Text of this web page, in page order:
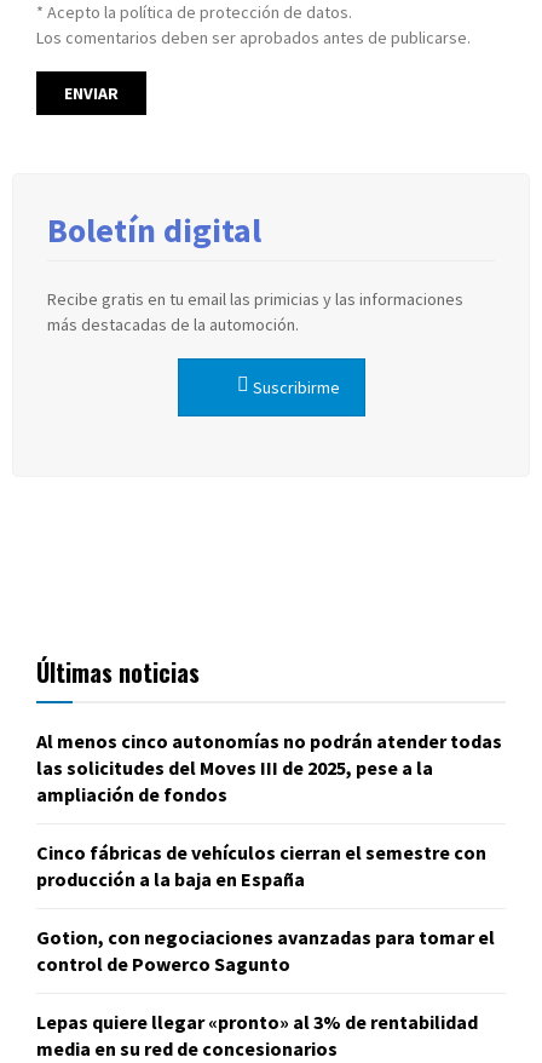
* Acepto la política de protección de datos.
Los comentarios deben ser aprobados antes de publicarse.
Boletín digital
Recibe gratis en tu email las primicias y las informaciones
más destacadas de la automoción.
Suscribirme
Últimas noticias
Al menos cinco autonomías no podrán atender todas
las solicitudes del Moves III de 2025, pese a la
ampliación de fondos
Cinco fábricas de vehículos cierran el semestre con
producción a la baja en España
Gotion, con negociaciones avanzadas para tomar el
control de Powerco Sagunto
Lepas quiere llegar «pronto» al 3% de rentabilidad
media en su red de concesionarios